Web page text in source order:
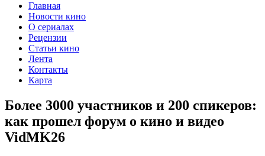
Главная
Новости кино
О сериалах
Рецензии
Статьи кино
Лента
Контакты
Карта
Более 3000 участников и 200 спикеров:
как прошел форум о кино и видео
VidMK26